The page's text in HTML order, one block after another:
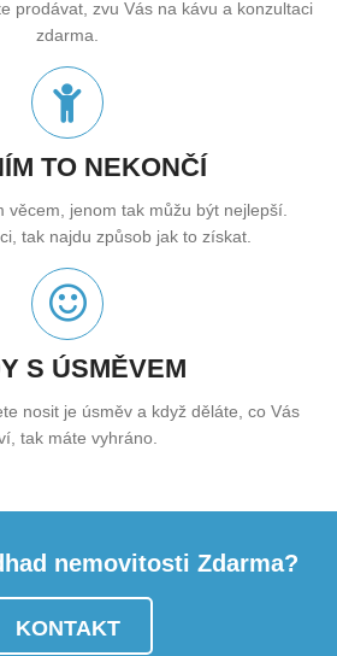
prodávat, zvu Vás na kávu a konzultaci
zdarma.
TO NEKONČÍ
věcem, jenom tak můžu být nejlepší.
tak najdu způsob jak to získat.
S ÚSMĚVEM
nosit je úsměv a když děláte, co Vás
tak máte vyhráno.
nemovitosti Zdarma?
KONTAKT